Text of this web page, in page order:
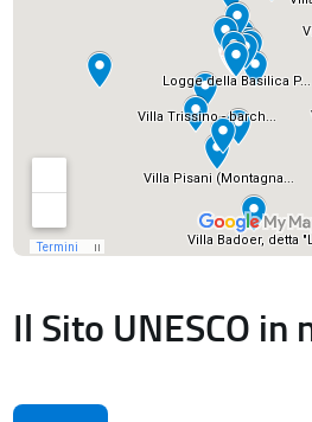
Il Sito UNESCO in